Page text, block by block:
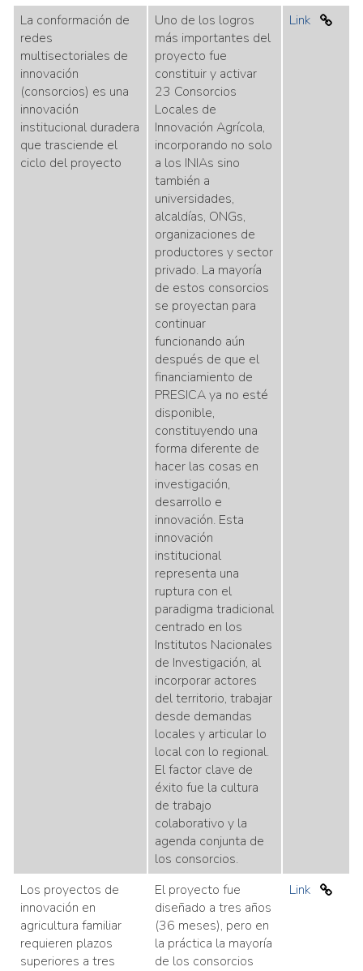
La conformación de
redes
multisectoriales de
innovación
(consorcios) es una
innovación
institucional duradera
que trasciende el
ciclo del proyecto
Uno de los logros
más importantes del
proyecto fue
constituir y activar
23 Consorcios
Locales de
Innovación Agrícola,
incorporando no solo
a los INIAs sino
también a
universidades,
alcaldías, ONGs,
organizaciones de
productores y sector
privado. La mayoría
de estos consorcios
se proyectan para
continuar
funcionando aún
después de que el
financiamiento de
PRESICA ya no esté
disponible,
constituyendo una
forma diferente de
hacer las cosas en
investigación,
desarrollo e
innovación. Esta
innovación
institucional
representa una
ruptura con el
paradigma tradicional
centrado en los
Institutos Nacionales
de Investigación, al
incorporar actores
del territorio, trabajar
desde demandas
locales y articular lo
local con lo regional.
El factor clave de
éxito fue la cultura
de trabajo
colaborativo y la
agenda conjunta de
los consorcios.
Link
Los proyectos de
innovación en
agricultura familiar
requieren plazos
superiores a tres
El proyecto fue
diseñado a tres años
(36 meses), pero en
la práctica la mayoría
de los consorcios
Link